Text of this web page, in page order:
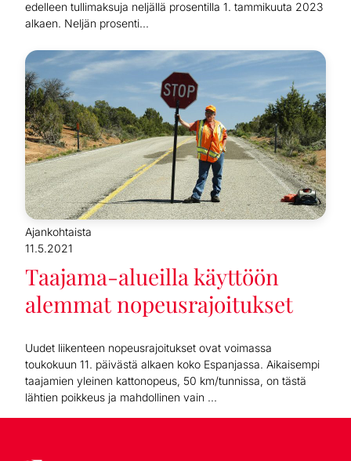
edelleen tullimaksuja neljällä prosentilla 1. tammikuuta 2023
alkaen. Neljän prosenti...
Ajankohtaista
11.5.2021
Taajama-alueilla käyttöön
alemmat nopeusrajoitukset
Uudet liikenteen nopeusrajoitukset ovat voimassa
toukokuun 11. päivästä alkaen koko Espanjassa. Aikaisempi
taajamien yleinen kattonopeus, 50 km/tunnissa, on tästä
lähtien poikkeus ja mahdollinen vain ...